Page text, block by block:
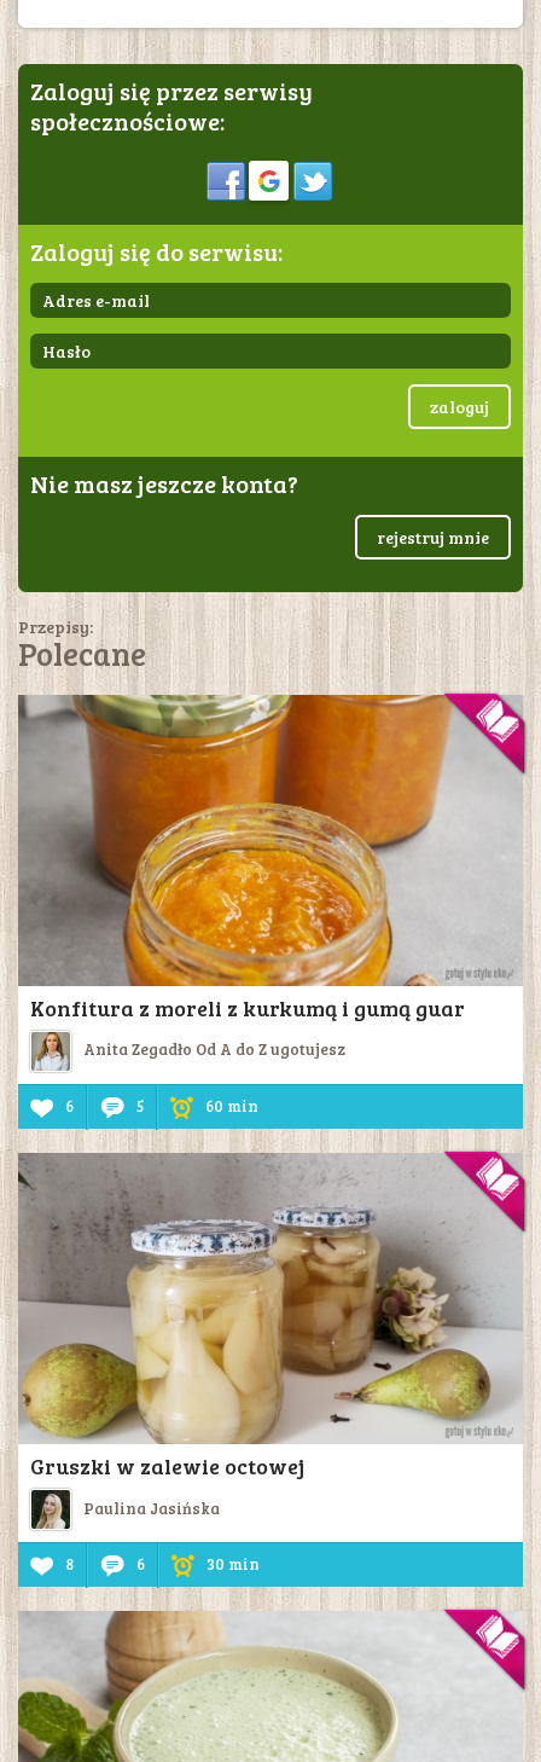
Zaloguj się przez serwisy
społecznościowe:
Sign in
Zaloguj się do serwisu:
zaloguj
Nie masz jeszcze konta?
rejestruj mnie
Przepisy:
Polecane
Konfitura z moreli z kurkumą i gumą guar
Anita Zegadło Od A do Z ugotujesz
6 5 60 min
Gruszki w zalewie octowej
Paulina Jasińska
8 6 30 min